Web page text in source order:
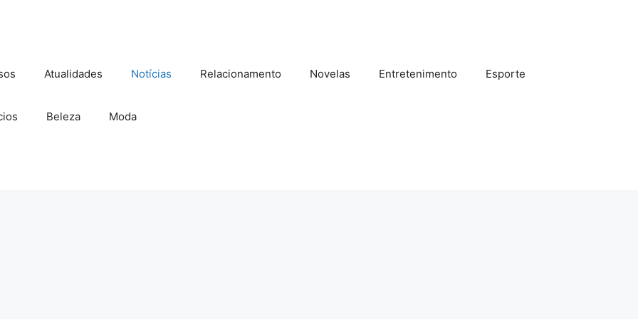
Atualidades Notícias Relacionamento Novelas Entretenimento Esporte
Beleza Moda